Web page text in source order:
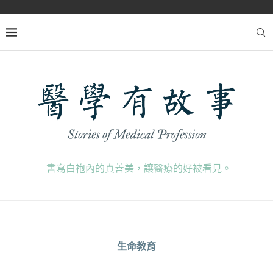
書寫白袍內的真善美，讓醫療的好被看見。
生命教育